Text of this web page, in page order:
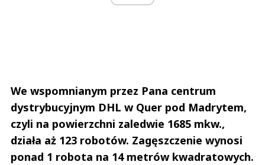
We wspomnianym przez Pana centrum
dystrybucyjnym DHL w Quer pod Madrytem,
czyli na powierzchni zaledwie 1685 mkw.,
działa aż 123 robotów. Zagęszczenie wynosi
ponad 1 robota na 14 metrów kwadratowych.